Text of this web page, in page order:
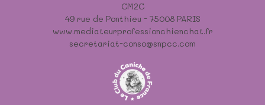
CM2C
49 rue de Ponthieu - 75008 PARIS
www.mediateurprofessionchienchat.fr
secretariat-conso@snpcc.com